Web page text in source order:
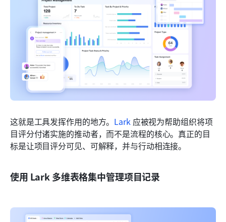
这就是工具发挥作用的地方。 Lark 应被视为帮助组织将项
目评分付诸实施的推动者，而不是流程的核心。真正的目
标是让项目评分可见、可解释，并与行动相连接。
使用 Lark 多维表格集中管理项目记录